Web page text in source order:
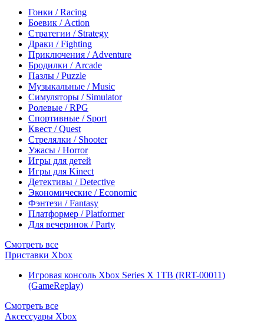
Гонки / Racing
Боевик / Action
Стратегии / Strategy
Драки / Fighting
Приключения / Adventure
Бродилки / Arcade
Пазлы / Puzzle
Музыкальные / Music
Симуляторы / Simulator
Ролевые / RPG
Спортивные / Sport
Квест / Quest
Стрелялки / Shooter
Ужасы / Horror
Игры для детей
Игры для Kinect
Детективы / Detective
Экономические / Economic
Фэнтези / Fantasy
Платформер / Platformer
Для вечеринок / Party
Смотреть все
Приставки Xbox
Игровая консоль Xbox Series X 1TB (RRT-00011)
(GameReplay)
Смотреть все
Аксессуары Xbox